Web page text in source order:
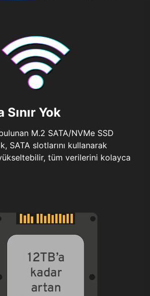
Yok
M.2 SATA/NVMe SSD
SATA slotlarını kullanarak
tüm verilerini kolayca